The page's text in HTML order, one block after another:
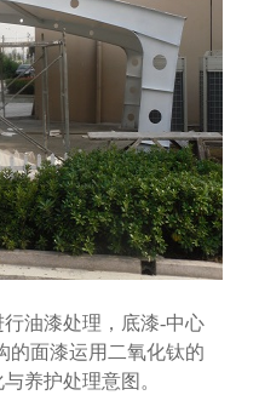
油漆处理，底漆-中心
的面漆运用二氧化钛的
养护处理意图。